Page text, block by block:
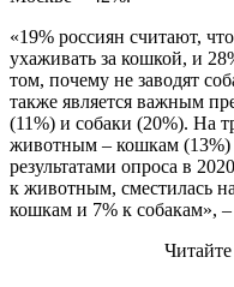
«19% россиян считают,
ухаживать за кошкой, и
том, почему не заводят
также является важным
(11%) и собаки (20%). На
животным – кошкам (13%)
результатами опроса в
к животным, сместилась
кошкам и 7% к собакам»,